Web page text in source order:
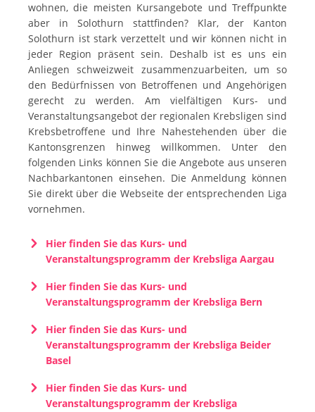
wohnen, die meisten Kursangebote und Treffpunkte
aber in Solothurn stattfinden? Klar, der Kanton
Solothurn ist stark verzettelt und wir können nicht in
jeder Region präsent sein. Deshalb ist es uns ein
Anliegen schweizweit zusammenzuarbeiten, um so
den Bedürfnissen von Betroffenen und Angehörigen
gerecht zu werden. Am vielfältigen Kurs- und
Veranstaltungsangebot der regionalen Krebsligen sind
Krebsbetroffene und Ihre Nahestehenden über die
Kantonsgrenzen hinweg willkommen. Unter den
folgenden Links können Sie die Angebote aus unseren
Nachbarkantonen einsehen. Die Anmeldung können
Sie direkt über die Webseite der entsprechenden Liga
vornehmen.
Hier finden Sie das Kurs- und
Veranstaltungsprogramm der Krebsliga Aargau
Hier finden Sie das Kurs- und
Veranstaltungsprogramm der Krebsliga Bern
Hier finden Sie das Kurs- und
Veranstaltungsprogramm der Krebsliga Beider
Basel
Hier finden Sie das Kurs- und
Veranstaltungsprogramm der Krebsliga